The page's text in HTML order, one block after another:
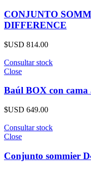
CONJUNTO
DIFFERENCE
$USD 814.00
Consultar stock
Close
Baúl BOX con
$USD 649.00
Consultar stock
Close
Conjunto sommier